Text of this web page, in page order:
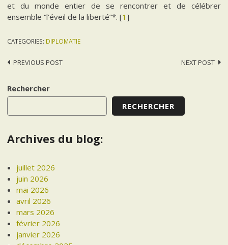
et du monde entier de se rencontrer et de célébrer
ensemble “l’éveil de la liberté”*. [1]
CATEGORIES: DIPLOMATIE
Post
PREVIOUS POST NEXT POST
Rechercher
RECHERCHER
Archives du blog:
juillet 2026
juin 2026
mai 2026
avril 2026
mars 2026
février 2026
janvier 2026